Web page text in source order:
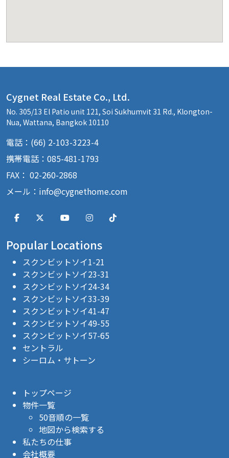
Cygnet Real Estate Co., Ltd.
No. 305/13 El Patio unit 121, Soi Sukhumvit 31 Rd., Klongton-
Nua, Wattana, Bangkok 10110
電話：(66) 2-103-3223-4
携帯電話：085-481-1793
FAX： 02-260-2868
メール： info@cygnethome.com
Popular Locations
スクンビットソイ1-21
スクンビットソイ23-31
スクンビットソイ24-34
スクンビットソイ33-39
スクンビットソイ41-47
スクンビットソイ49-55
スクンビットソイ57-65
セントラル
シーロム・サトーン
トップページ
物件一覧
50音順の一覧
地図から検索する
私たちの仕事
会社概要